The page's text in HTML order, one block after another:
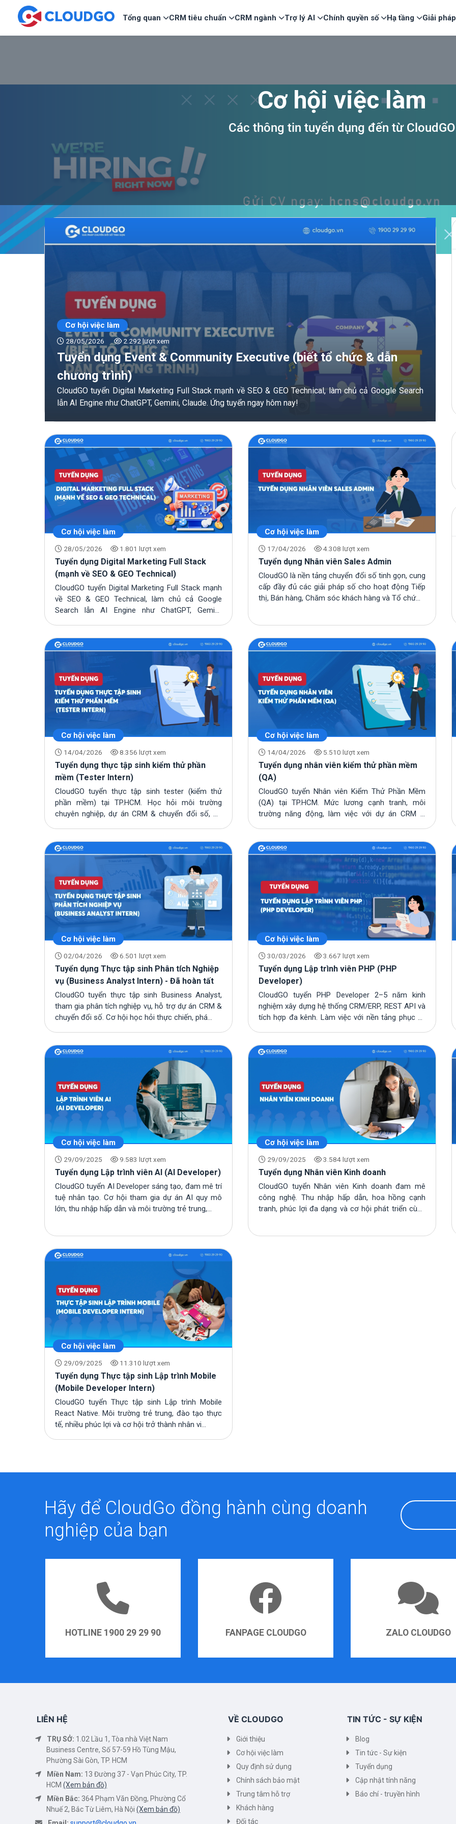
Tổng quan CRM tiêu chuẩn CRM ngành Trợ lý AI Chính quyền số Hạ tầng Giải
Cơ hội việc làm
Các thông tin tuyển dụng đến từ CloudGO
Cơ hội việc làm
28/05/2026 2.292 lượt xem
Tuyển dụng Event & Community Executive (biết tổ chức & dẫn
chương trình)
CloudGO tuyển Digital Marketing Full Stack mạnh về SEO & GEO Technical, làm chủ cả Google Search
lẫn AI Engine như ChatGPT, Gemini, Claude. Ứng tuyển ngay hôm nay!
Cơ hội việc làm
28/05/2026 1.801 lượt xem
Tuyển dụng Digital Marketing Full Stack
(mạnh về SEO & GEO Technical)
CloudGO tuyển Digital Marketing Full Stack mạnh
về SEO & GEO Technical, làm chủ cả Google
Search lẫn AI Engine như ChatGPT, Gemini,
Cơ hội việc làm
17/04/2026 4.308 lượt xem
Tuyển dụng Nhân viên Sales Admin
CloudGO là nền tảng chuyển đổi số tinh gọn, cung
cấp đầy đủ các giải pháp số cho hoạt động Tiếp
thị, Bán hàng, Chăm sóc khách hàng và Tổ chứ...
Cơ hội việc làm
14/04/2026 8.356 lượt xem
Tuyển dụng thực tập sinh kiểm thử phần
mềm (Tester Intern)
CloudGO tuyển thực tập sinh tester (kiểm thử
phần mềm) tại TP.HCM. Học hỏi môi trường
chuyên nghiệp, dự án CRM & chuyển đổi số, hỗ
Cơ hội việc làm
14/04/2026 5.510 lượt xem
Tuyển dụng nhân viên kiểm thử phần mềm
(QA)
CloudGO tuyển Nhân viên Kiểm Thử Phần Mềm
(QA) tại TP.HCM. Mức lương cạnh tranh, môi
trường năng động, làm việc với dự án CRM &
Cơ hội việc làm
02/04/2026 6.501 lượt xem
Tuyển dụng Thực tập sinh Phân tích Nghiệp
vụ (Business Analyst Intern) - Đã hoàn tất
CloudGO tuyển thực tập sinh Business Analyst,
tham gia phân tích nghiệp vụ, hỗ trợ dự án CRM &
chuyển đổi số. Cơ hội học hỏi thực chiến, phá...
Cơ hội việc làm
30/03/2026 3.667 lượt xem
Tuyển dụng Lập trình viên PHP (PHP
Developer)
CloudGO tuyển PHP Developer 2–5 năm kinh
nghiệm xây dựng hệ thống CRM/ERP, REST API và
tích hợp đa kênh. Làm việc với nền tảng phục vụ
Cơ hội việc làm
29/09/2025 9.583 lượt xem
Tuyển dụng Lập trình viên AI (AI Developer)
CloudGO tuyển AI Developer sáng tạo, đam mê trí
tuệ nhân tạo. Cơ hội tham gia dự án AI quy mô
lớn, thu nhập hấp dẫn và môi trường trẻ trung,...
Cơ hội việc làm
29/09/2025 3.584 lượt xem
Tuyển dụng Nhân viên Kinh doanh
CloudGO tuyển Nhân viên Kinh doanh đam mê
công nghệ. Thu nhập hấp dẫn, hoa hồng cạnh
tranh, phúc lợi đa dạng và cơ hội phát triển cùng
Cơ hội việc làm
29/09/2025 11.310 lượt xem
Tuyển dụng Thực tập sinh Lập trình Mobile
(Mobile Developer Intern)
CloudGO tuyển Thực tập sinh Lập trình Mobile
React Native. Môi trường trẻ trung, đào tạo thực
tế, nhiều phúc lợi và cơ hội trở thành nhân vi...
Hãy để CloudGo đồng hành cùng doanh
nghiệp của bạn
HOTLINE 1900 29 29 90 FANPAGE CLOUDGO ZALO CLOUDGO
LIÊN HỆ
TRỤ SỞ: 1.02 Lầu 1, Tòa nhà Việt Nam
Business Centre, Số 57-59 Hồ Tùng Mậu,
Phường Sài Gòn, TP. HCM
Miền Nam: 13 Đường 37 - Vạn Phúc City, TP.
HCM(Xem bản đồ)
Miền Bắc: 364 Phạm Văn Đồng, Phường Cổ
Nhuế 2, Bắc Từ Liêm, Hà Nội(Xem bản đồ)
VỀ CLOUDGO
Giới thiệu
Cơ hội việc làm
Quy định sử dụng
Chính sách bảo mật
Trung tâm hỗ trợ
Khách hàng
Đối tác
TIN TỨC - SỰ KIỆN
Blog
Tin tức - Sự kiện
Tuyển dụng
Cập nhật tính năng
Báo chí - truyền hình